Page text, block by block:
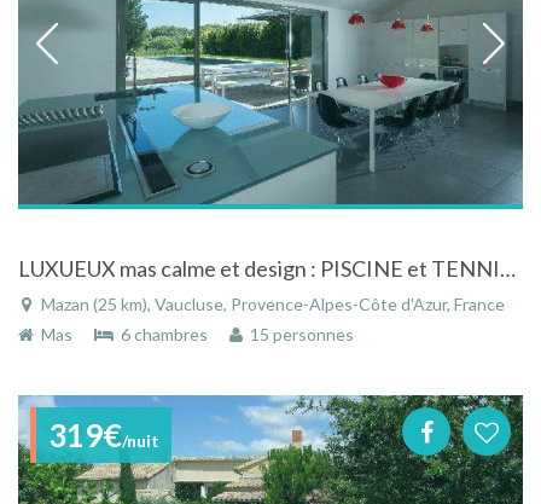
LUXUEUX mas calme et design : PISCINE et TENNIS à Mazan dans le Vaucluse en Provence
Mazan (25 km), Vaucluse, Provence-Alpes-Côte d'Azur, France
Mas
6 chambres 15 personnes
319€/nuit